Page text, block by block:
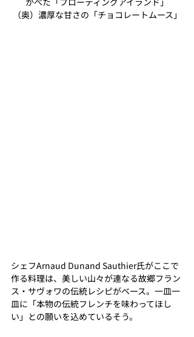
（奥）濃厚な甘さの「チョコレートムース」
シェフArnaud Dunand Sauthier氏がここで
作る料理は、美しい山々が連なる故郷フラン
ス・サヴォワの伝統レシピがベース。一皿一
皿に「本物の伝統フレンチを味わってほし
い」との願いを込めているそう。